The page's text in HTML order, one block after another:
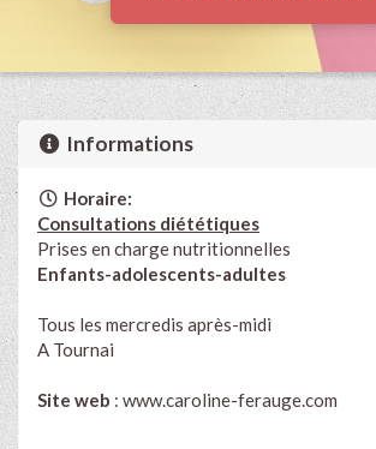
Informations
Horaire:
Consultations diététiques
Prises en charge nutritionnelles
Enfants-adolescents-adultes​
Tous les mercredis après-midi
A Tournai
Site web : www.caroline-ferauge.com